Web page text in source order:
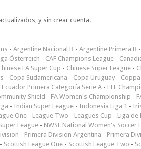
y sin crear cuenta.
- Argentine Nacional B - Argentine Primera B -
Österreich - CAF Champions League -
FA Super Cup - Chinese Super League -
- Copa Sudamericana - Copa Uruguay -
Ecuador Primera Categoría Serie A - EFL
Shield - FA Women's Championship -
- Indian Super League - Indonesia Liga 1 -
One - League Two - Leagues Cup - Liga de
League - NWSL National Women's Soccer
- Primera Division Argentina - Primera
- Scottish League One - Scottish League Two -